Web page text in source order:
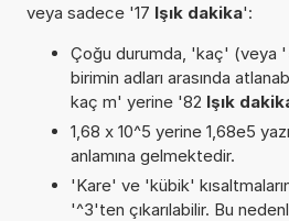
veya sadece '17 Işık dakika':
Çoğu durumda, 'kaç' (veya
birimin adları arasında
kaç m' yerine '82 Işık
1,68 x 10^5 yerine 1,68e5
anlamına gelmektedir.
'Kare' ve 'kübik'
'^3'ten çıkarılabilir. Bu